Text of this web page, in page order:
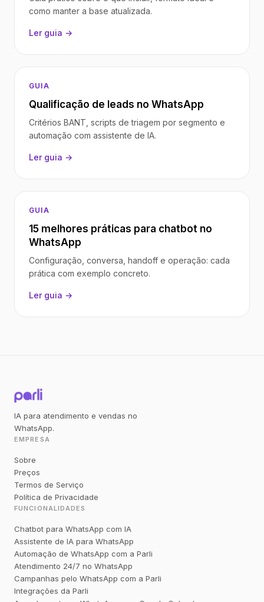
como manter a base atualizada.
Ler guia →
GUIA
Qualificação de leads no WhatsApp
Critérios BANT, scripts de triagem por segmento e
automação com assistente de IA.
Ler guia →
GUIA
15 melhores práticas para chatbot no
WhatsApp
Configuração, conversa, handoff e operação: cada
prática com exemplo concreto.
Ler guia →
IA para atendimento e vendas no
WhatsApp.
EMPRESA
Sobre
Preços
Termos de Serviço
Política de Privacidade
FUNCIONALIDADES
Chatbot para WhatsApp com IA
Assistente de IA para WhatsApp
Automação de WhatsApp com a Parli
Atendimento 24/7 no WhatsApp
Campanhas pelo WhatsApp com a Parli
Integrações da Parli